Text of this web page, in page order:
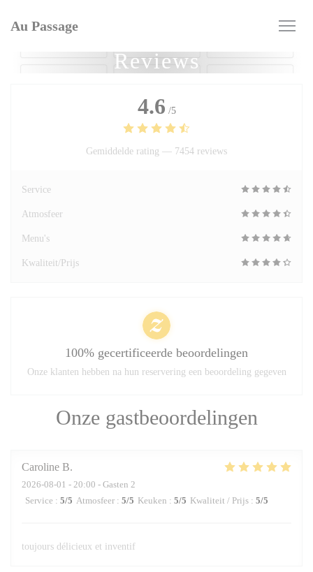
Au Passage
Reviews
Onze gastbeoordelingen
Caroline B
2026-08-01 - 20:00 - Gasten 2
Service : 5/5 Atmosfeer : 5/5 Keuken : 5/5 Kwaliteit / Prijs : 5/5
toujours délicieux et inventif
4.6 /5
Gemiddelde rating — 7454 reviews
Service
Atmosfeer
Menu's
Kwaliteit/Prijs
100% gecertificeerde beoordelingen
Onze klanten hebben na hun reservering een beoordeling gegeven